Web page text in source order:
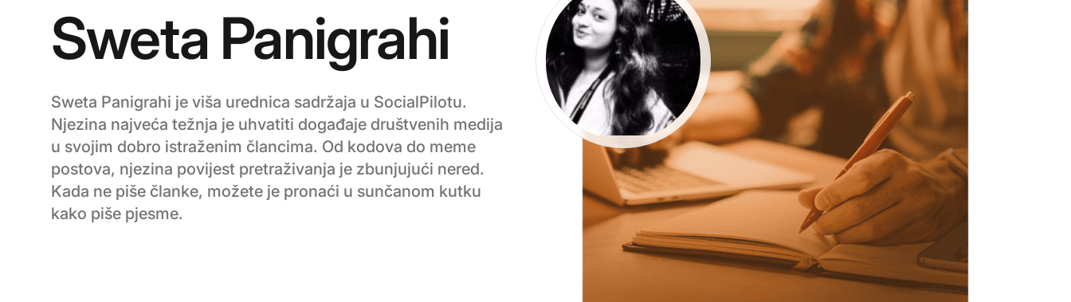
Sweta Panigrahi
Sweta Panigrahi je viša urednica sadržaja u SocialPilotu.
Njezina najveća težnja je uhvatiti događaje društvenih medija
u svojim dobro istraženim člancima. Od kodova do meme
postova, njezina povijest pretraživanja je zbunjujući nered.
Kada ne piše članke, možete je pronaći u sunčanom kutku
kako piše pjesme.